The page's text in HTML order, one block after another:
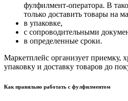
фулфилмент-оператора. В
только доставить товары на
в упаковке,
с сопроводительными
в определенные сроки.
Маркетплейс организует приемку,
упаковку и доставку товаров до
Как правильно работать с фулфилментом